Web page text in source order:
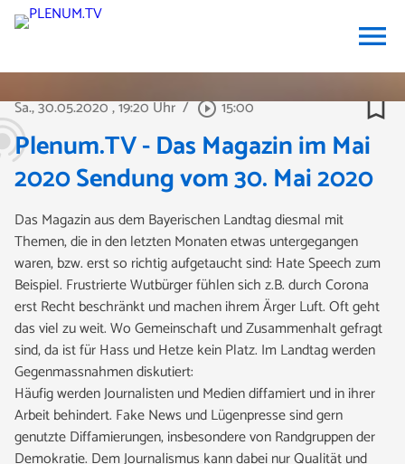
menu
Sa., 30.05.2020, 19:20 Uhr / play_circle_outline15:00 bookmark_border
Plenum.TV - Das Magazin im Mai
2020 Sendung vom 30. Mai 2020
Das Magazin aus dem Bayerischen Landtag diesmal mit
Themen, die in den letzten Monaten etwas untergegangen
waren, bzw. erst so richtig aufgetaucht sind: Hate Speech zum
Beispiel. Frustrierte Wutbürger fühlen sich z.B. durch Corona
erst Recht beschränkt und machen ihrem Ärger Luft. Oft geht
das viel zu weit. Wo Gemeinschaft und Zusammenhalt gefragt
sind, da ist für Hass und Hetze kein Platz. Im Landtag werden
Gegenmassnahmen diskutiert:
Häufig werden Journalisten und Medien diffamiert und in ihrer
Arbeit behindert. Fake News und Lügenpresse sind gern
genutzte Diffamierungen, insbesondere von Randgruppen der
Demokratie. Dem Journalismus kann dabei nur Qualität und